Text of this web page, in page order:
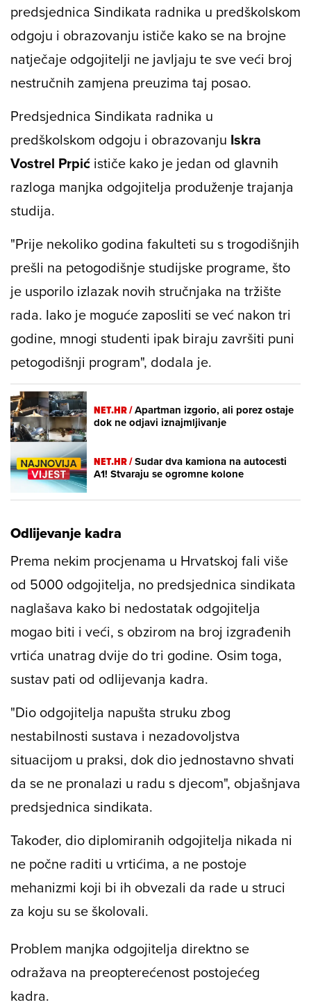
predsjednica Sindikata radnika u predškolskom
odgoju i obrazovanju ističe kako se na brojne
natječaje odgojitelji ne javljaju te sve veći broj
nestručnih zamjena preuzima taj posao.
Predsjednica Sindikata radnika u
predškolskom odgoju i obrazovanju Iskra
Vostrel Prpić ističe kako je jedan od glavnih
razloga manjka odgojitelja produženje trajanja
studija.
"Prije nekoliko godina fakulteti su s trogodišnjih
prešli na petogodišnje studijske programe, što
je usporilo izlazak novih stručnjaka na tržište
rada. Iako je moguće zaposliti se već nakon tri
godine, mnogi studenti ipak biraju završiti puni
petogodišnji program", dodala je.
NET.HR /Apartman izgorio, ali porez ostaje
dok ne odjavi iznajmljivanje
NET.HR /Sudar dva kamiona na autocesti
A1! Stvaraju se ogromne kolone
Odlijevanje kadra
Prema nekim procjenama u Hrvatskoj fali više
od 5000 odgojitelja, no predsjednica sindikata
naglašava kako bi nedostatak odgojitelja
mogao biti i veći, s obzirom na broj izgrađenih
vrtića unatrag dvije do tri godine. Osim toga,
sustav pati od odlijevanja kadra.
"Dio odgojitelja napušta struku zbog
nestabilnosti sustava i nezadovoljstva
situacijom u praksi, dok dio jednostavno shvati
da se ne pronalazi u radu s djecom", objašnjava
predsjednica sindikata.
Također, dio diplomiranih odgojitelja nikada ni
ne počne raditi u vrtićima, a ne postoje
mehanizmi koji bi ih obvezali da rade u struci
za koju su se školovali.
Problem manjka odgojitelja direktno se
odražava na preopterećenost postojećeg
kadra.